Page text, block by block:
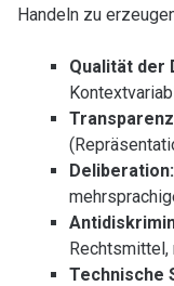
Handeln zu
Qualität der
Deliberation:
Rechtsmittel,
Technische